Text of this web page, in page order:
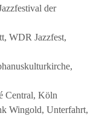
der
WDR Jazzfest,
Central, Köln
Wingold, Unterfahrt,